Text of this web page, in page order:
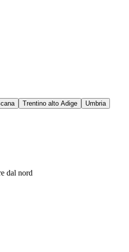
Trentino alto Adige
Umbria
dal nord